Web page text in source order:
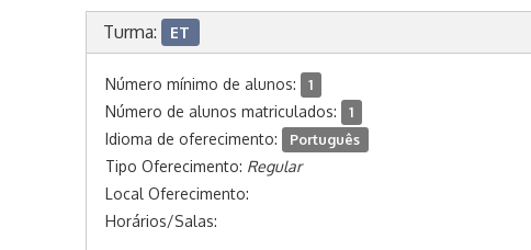
Turma: ET
Número mínimo de alunos: 1
Número de alunos matriculados: 1
Idioma de oferecimento: Português
Tipo Oferecimento: Regular
Local Oferecimento:
Horários/Salas: